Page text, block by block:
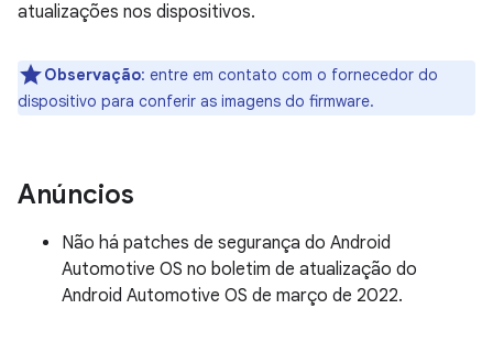
atualizações nos dispositivos.
Observação: entre em contato com o fornecedor do
dispositivo para conferir as imagens do firmware.
Anúncios
Não há patches de segurança do Android
Automotive OS no boletim de atualização do
Android Automotive OS de março de 2022.